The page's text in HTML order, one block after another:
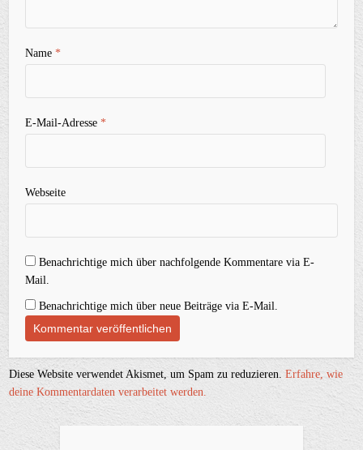
Name*
E-Mail-Adresse*
Webseite
Benachrichtige mich über nachfolgende Kommentare via E-
Mail.
Benachrichtige mich über neue Beiträge via E-Mail.
Diese Website verwendet Akismet, um Spam zu reduzieren.Erfahre, wie
deine Kommentardaten verarbeitet werden.